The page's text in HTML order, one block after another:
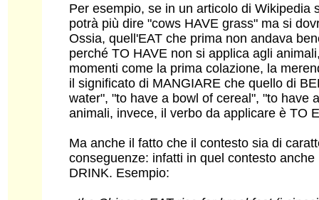
Per esempio, se in un articolo di Wikipedia
potrà più dire "cows HAVE grass" ma si
Ossia, quell'EAT che prima non andava
perché TO HAVE non si applica agli
momenti come la prima colazione, la
il significato di MANGIARE che quello di
water", "to have a bowl of cereal", "to have
animali, invece, il verbo da applicare è TO
Ma anche il fatto che il contesto sia di
conseguenze: infatti in quel contesto
DRINK. Esempio: